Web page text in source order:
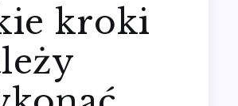
kroki